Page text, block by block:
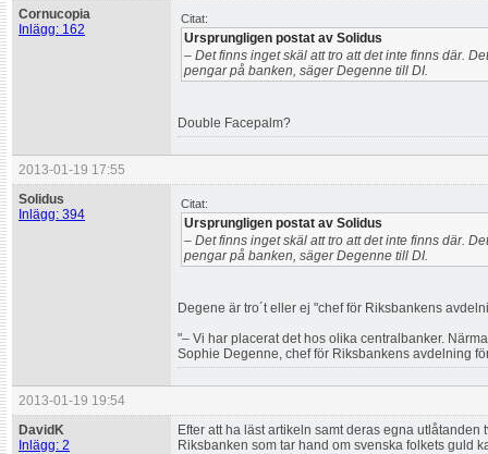
Cornucopia
Inlägg: 162
Citat:
Ursprungligen postat av Solidus
– Det finns inget skäl att tro att det inte finns där.
pengar på banken, säger Degenne till DI.
Double Facepalm?
2013-01-19 17:55
Solidus
Inlägg: 394
Citat:
Ursprungligen postat av Solidus
– Det finns inget skäl att tro att det inte finns där.
pengar på banken, säger Degenne till DI.
Degene är tro´t eller ej "chef för Riksbankens
"– Vi har placerat det hos olika centralbanker.
Sophie Degenne, chef för Riksbankens avdelning
2013-01-19 19:54
DavidK
Inlägg: 2
Efter att ha läst artikeln samt deras egna
Riksbanken som tar hand om svenska folkets guld